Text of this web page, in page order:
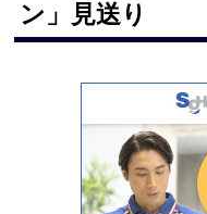
ン」見送り